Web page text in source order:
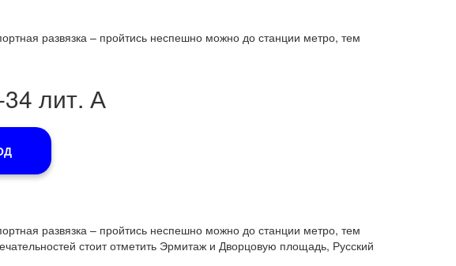
развязка – пройтись неспешно можно до станции метро, тем
34 лит. А
развязка – пройтись неспешно можно до станции метро, тем
стоит отметить Эрмитаж и Дворцовую площадь, Русский